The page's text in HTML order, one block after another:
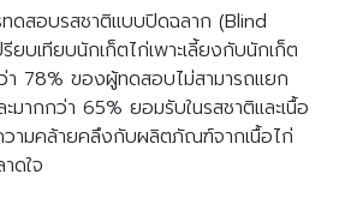
ดสอบรสชาติแบบปิดฉลาก (Blind
บเทียบนักเก็ตไก่เพาะเลี้ยงกับนักเก็ต
า 78% ของผู้ทดสอบไม่สามารถแยก
มากกว่า 65% ยอมรับในรสชาติและเนื้อ
วามคล้ายคลึงกับผลิตภัณฑ์จากเนื้อไก่
ดใจ